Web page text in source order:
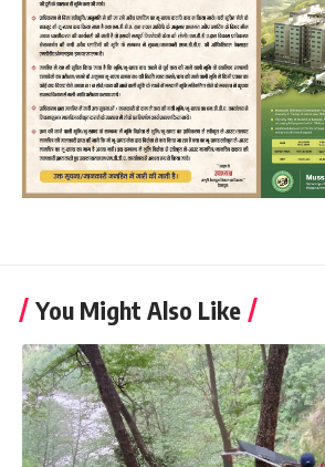
You Might Also Like